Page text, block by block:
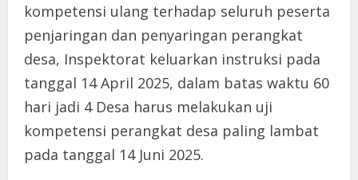
kompetensi ulang terhadap seluruh peserta
penjaringan dan penyaringan perangkat
desa, Inspektorat keluarkan instruksi pada
tanggal 14 April 2025, dalam batas waktu 60
hari jadi 4 Desa harus melakukan uji
kompetensi perangkat desa paling lambat
pada tanggal 14 Juni 2025.